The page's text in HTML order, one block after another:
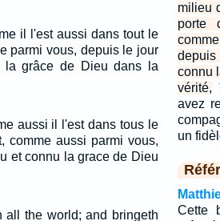
il l'est aussi dans tout le
parmi vous, depuis le jour
la grâce de Dieu dans la
aussi il l'est dans tous le
comme aussi parmi vous,
et connu la grace de Dieu
all the world; and bringeth
milieu
porte
connu
vérité,
avez
un
Cette